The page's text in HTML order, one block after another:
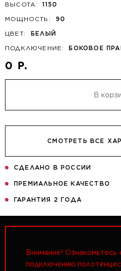
ВЫСОТА:
1150
МОЩНОСТЬ:
90
ЦВЕТ:
БЕЛЫЙ
ПОДКЛЮЧЕНИЕ:
БОКОВОЕ
0 Р.
В
СМОТРЕТЬ ВСЕ
СДЕЛАНО В РОССИИ
ПРЕМИАЛЬНОЕ КАЧЕСТВО
ГАРАНТИЯ 2 ГОДА
Внимание! Ознакомьтесь
подключению